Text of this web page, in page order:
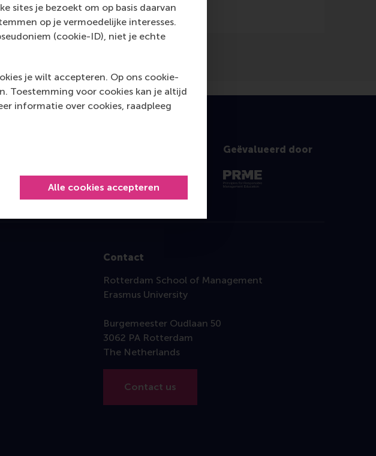
sites je bezoekt om op basis daarvan
op je vermoedelijke interesses.
(cookie-ID), niet je echte
je wilt accepteren. Op ons cookie-
Toestemming voor cookies kan je altijd
informatie over cookies, raadpleeg
Alle cookies accepteren
Geëvalueerd door
Contact
Rotterdam School of Management
Erasmus University
Burgemeester Oudlaan 50
3062 PA Rotterdam
The Netherlands
Contact us